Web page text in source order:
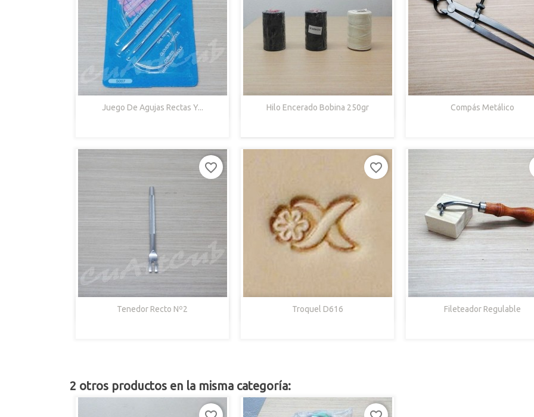
Juego De Agujas Rectas Y...
Vista Rápida Hilo Encerado Bobina 250gr
Vista Rápida Compás Metálico
Vista Rápida
Tenedor Recto Nº2
Vista Rápida
favorite_border
Troquel D616
Vista Rápida
favorite_border
Fileteador Regulable
Vista Rápida
2 otros productos en la misma categoría: